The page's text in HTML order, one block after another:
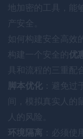
地加密的工具，能
产安全。
如何构建安全高效
构建一个安全的 优
具和流程的三重配
脚本优化 ：避免过
间，模拟真实人的
人的风险。
环境隔离
：必须使